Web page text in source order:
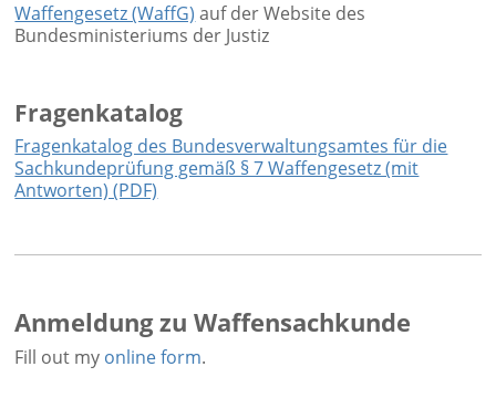
Waffengesetz (WaffG) auf der Website des
Bundesministeriums der Justiz
Fragenkatalog
Fragenkatalog des Bundesverwaltungsamtes für die
Sachkundeprüfung gemäß § 7 Waffengesetz (mit
Antworten) (PDF)
Anmeldung zu Waffensachkunde
Fill out my online form.